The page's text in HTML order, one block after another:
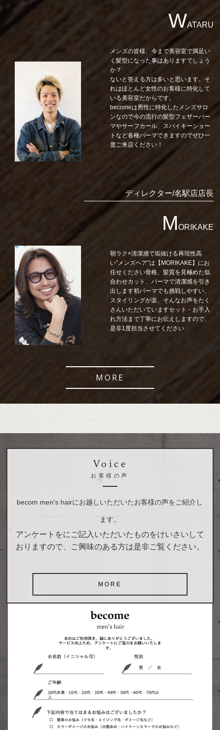
WATARU
メンズの皆様、今まで美容室で満足い
く髪型になった事はありますでしょう
か？
ないと答える方は多いと思います。そ
れはほとんど女性のお客様に特化して
いる美容室だからです。
becomeは男性に特化したメンズサロ
ンなので今の流行の髪型フェザーパー
マやサーフカール、スパイキーショー
トなど各種パーマできますのでぜひ一
度ご来店ください！
ディレクター/名駅店店長
MORIKAKE
朝ラク×清潔感で垢抜ける再現性高
い”メンズヘア”は【MORIKAKE】にお
任せください骨格、髪質を見極めた似
合わせカット、パーマで清潔感を引き
出します初パーマでも挑戦しやすい、
スタイリングが楽、そんなお声をたく
さんいただいていますセット・お手入
れ方法まで丁寧にお伝えしますので、
是非1度担当させてください
MORE
Voice
お客様の声
becom men's hairにお越しいただいたお客様の声をご紹介し
ます。
アンケートをにご記入いただいたものをけいさいして
おりますので、ご興味のある方は是非ご覧ください。
MORE